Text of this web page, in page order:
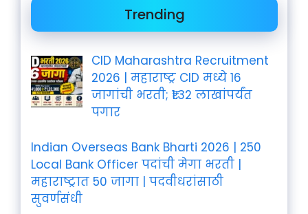
Trending
CID Maharashtra Recruitment
2026 | महाराष्ट्र CID मध्ये 16
जागांची भरती; ₹1.32 लाखांपर्यंत
पगार
Indian Overseas Bank Bharti 2026 | 250
Local Bank Officer पदांची मेगा भरती |
महाराष्ट्रात 50 जागा | पदवीधरांसाठी
सुवर्णसंधी